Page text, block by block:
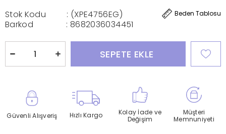
Beden Tablosu
Stok Kodu
(XPE4756EG)
Barkod
: 8682036034451
Güvenli Alışveriş Hızlı Kargo
Kolay İade ve
Değişim
Müşteri
Memnuniyeti